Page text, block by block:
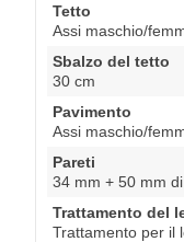
Tetto
Assi maschio/
Sbalzo del tetto
30 cm
Pavimento
Assi maschio/
Pareti
34 mm + 50 mm
Trattamento del
Trattamento per il